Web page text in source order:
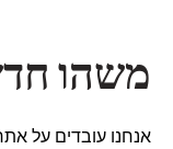
משהו
אנחנו עובדים על